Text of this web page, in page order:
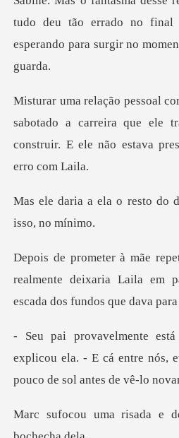
tudo deu tão errado no final
otado a carreira que ele
construir
sto do
realmente deixaria Laila em
explicou ela. - E cá entre nós,
da e